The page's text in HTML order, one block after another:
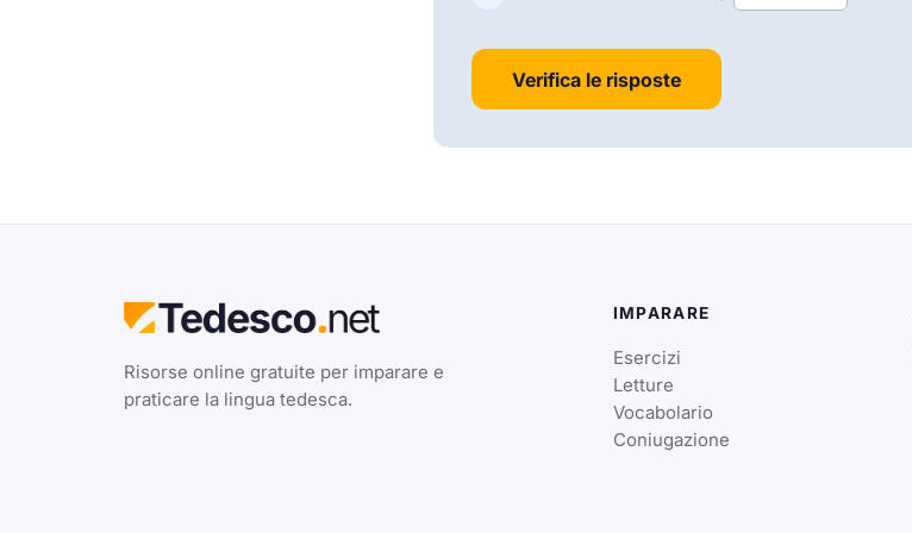
Verifica le risposte
Risorse online gratuite per imparare e
praticare la lingua tedesca.
IMPARARE
Esercizi
Letture
Vocabolario
Coniugazione